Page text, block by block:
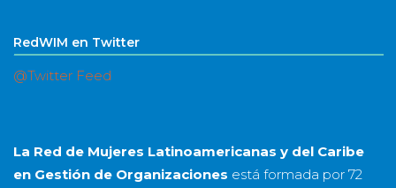
RedWIM en Twitter
@Twitter Feed
La Red de Mujeres Latinoamericanas y del Caribe
en Gestión de Organizaciones está formada por 72